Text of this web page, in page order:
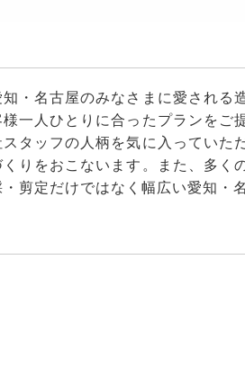
知・名古屋のみなさまに愛される
様一人ひとりに合ったプランをご
スタッフの人柄を気に入っていた
くりをおこないます。また、多く
・剪定だけではなく幅広い愛知・